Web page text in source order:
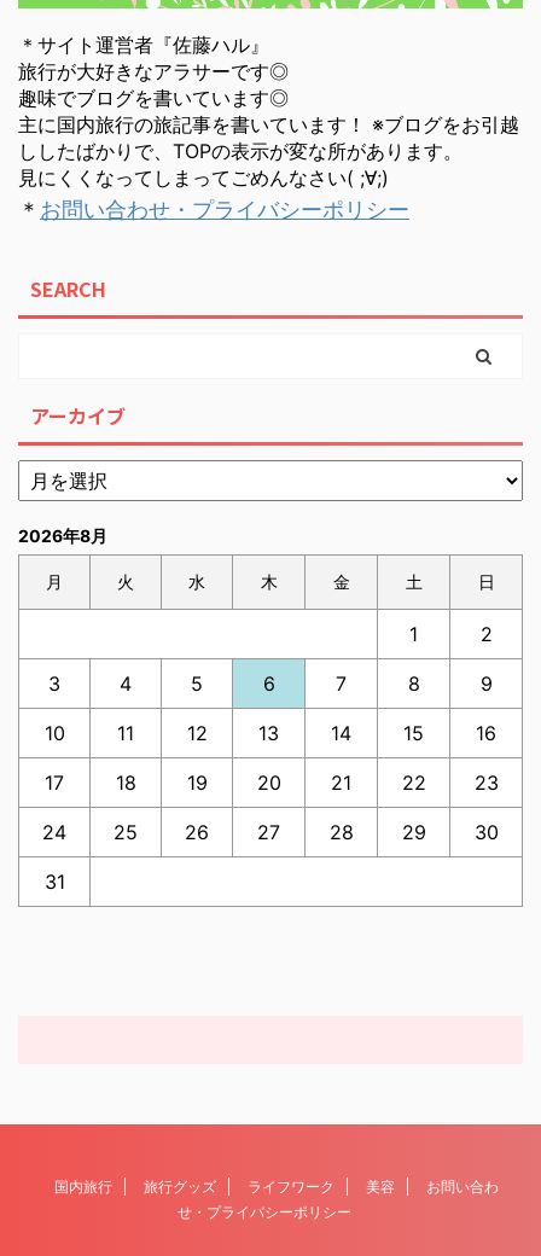
＊サイト運営者『佐藤ハル』
旅行が大好きなアラサーです◎
趣味でブログを書いています◎
主に国内旅行の旅記事を書いています！ ※ブログをお引越
ししたばかりで、TOPの表示が変な所があります。
見にくくなってしまってごめんなさい( ;∀;)
＊ お問い合わせ・プライバシーポリシー
SEARCH
アーカイブ
2026年8月
月 火 水 木 金 土 日
1 2
3 4 5 6 7 8 9
10 11 12 13 14 15 16
17 18 19 20 21 22 23
24 25 26 27 28 29 30
31
国内旅行 旅行グッズ ライフワーク 美容
お問い合わ
せ・プライバシーポリシー